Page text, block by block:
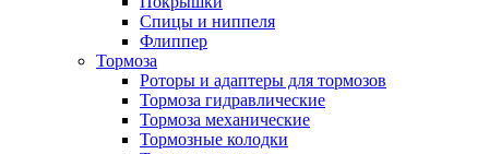
Спицы и ниппеля
Флиппер
Тормоза
Роторы и адаптеры для тормозов
Тормоза гидравлические
Тормоза механические
Тормозные колодки